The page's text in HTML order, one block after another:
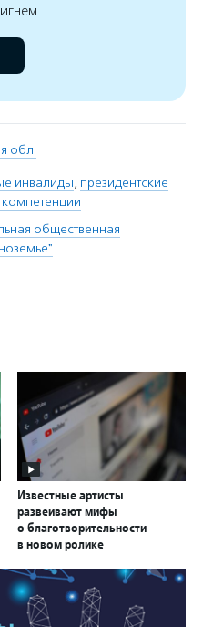
обл.
инвалиды, президентские
общественная
Известные артисты
развеивают мифы
о благотворительности
в новом ролике